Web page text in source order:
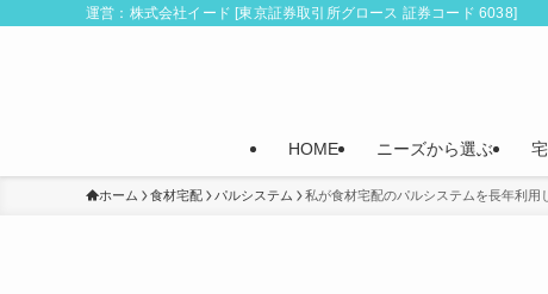
運営：株式会社イード [東京証券取引所グロース 証券コード 6038]
HOME ニーズから選ぶ
ホーム 食材宅配 パルシステム 私が食材宅配のパルシステムを長年利用